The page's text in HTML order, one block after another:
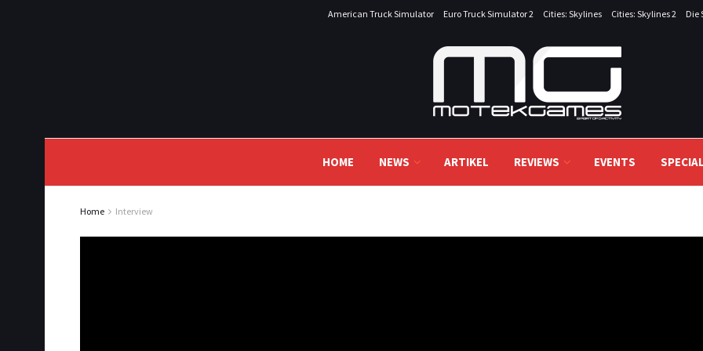
American Truck Simulator Euro Truck Simulator 2 Cities: Skylines Cities: Skylines 2 Die
HOME NEWS ARTIKEL REVIEWS EVENTS
Home Interview